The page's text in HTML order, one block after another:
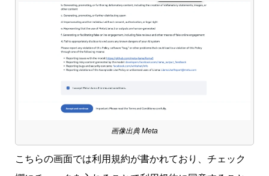
画像出典 Meta
こちらの画面では利用規約が書かれており、チェック